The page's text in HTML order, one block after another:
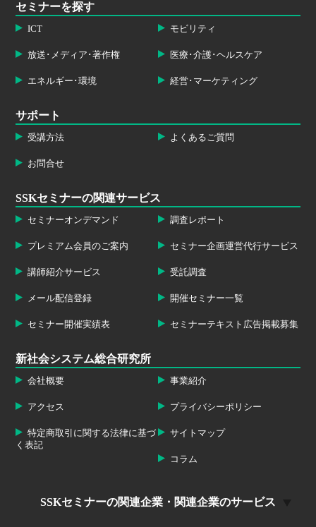
セミナーを探す
ICT モビリティ
放送･メディア･著作権 医療･介護･ヘルスケア
エネルギー･環境 経営･マーケティング
サポート
受講方法 よくあるご質問
お問合せ
SSKセミナーの関連サービス
セミナーオンデマンド 調査レポート
プレミアム会員のご案内 セミナー企画運営代行サービス
講師紹介サービス 受託調査
メール配信登録 開催セミナー一覧
セミナー開催実績表 セミナーテキスト広告掲載募集
新社会システム総合研究所
会社概要 事業紹介
アクセス プライバシーポリシー
特定商取引に関する法律に基づ
く表記
サイトマップ
コラム
SSKセミナーの関連企業・関連企業のサービス